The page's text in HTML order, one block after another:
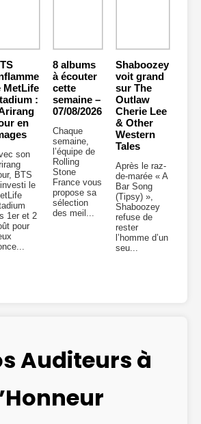
MetLife
:
en
son
BTS
le
1er et 2
pour
8 albums
à écouter
cette
semaine –
07/08/2026
Chaque
semaine,
l’équipe de
Rolling
Stone
France vous
propose sa
sélection
des meil...
Shaboozey
voit grand
sur The
Outlaw
Cherie Lee
& Other
Western
Tales
Après le raz-
de-marée « A
Bar Song
(Tipsy) »,
Shaboozey
refuse de
rester
l’homme d’un
seu...
Auditeurs à